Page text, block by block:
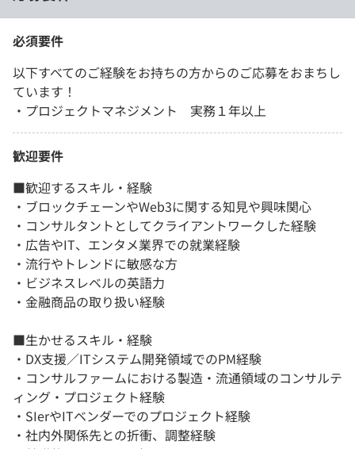
必須要件
以下すべてのご経験をお持ちの方からのご応募をおまちし
ています！
・プロジェクトマネジメント 実務１年以上
歓迎要件
■歓迎するスキル・経験
・ブロックチェーンやWeb3に関する知見や興味関心
・コンサルタントとしてクライアントワークした経験
・広告やIT、エンタメ業界での就業経験
・流行やトレンドに敏感な方
・ビジネスレベルの英語力
・金融商品の取り扱い経験
■生かせるスキル・経験
・DX支援／ITシステム開発領域でのPM経験
・コンサルファームにおける製造・流通領域のコンサルテ
ィング・プロジェクト経験
・SIerやITベンダーでのプロジェクト経験
・社内外関係先との折衝、調整経験